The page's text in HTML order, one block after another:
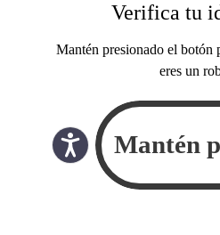
Verifica tu
Mantén presionado el botón
eres un